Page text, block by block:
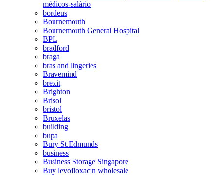
médicos-salário
bordeus
Bournemouth
Bournemouth General Hospital
BPL
bradford
braga
bras and lingeries
Bravemind
brexit
Brighton
Brisol
bristol
Bruxelas
building
bupa
Bury St.Edmunds
business
Business Storage Singapore
Buy levofloxacin wholesale